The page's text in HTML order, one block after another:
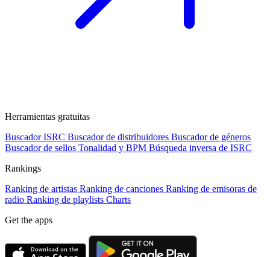
Herramientas gratuitas
Buscador ISRC Buscador de distribuidores Buscador de géneros
Buscador de sellos Tonalidad y BPM Búsqueda inversa de ISRC
Rankings
Ranking de artistas Ranking de canciones Ranking de emisoras de
radio Ranking de playlists Charts
Get the apps